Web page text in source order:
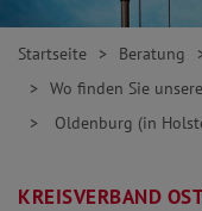
Startseite Beratung
Wo finden Sie
Oldenburg (in
KREISVERBAND